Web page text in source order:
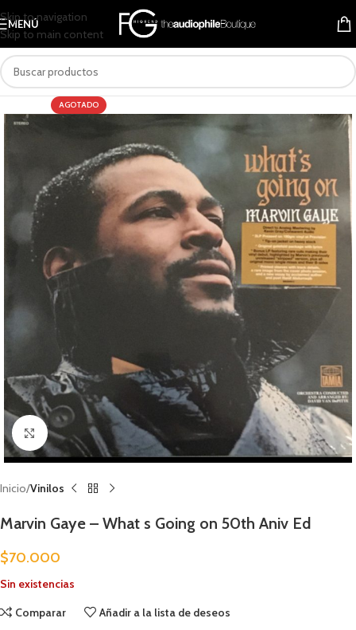
Skip to navigation
Skip to main content
MENÚ
AGOTADO
Clic para ampliar
Inicio Vinilos
Marvin Gaye – What s Going on 50th Aniv Ed
$70.000
Sin existencias
Comparar
Añadir a la lista de deseos